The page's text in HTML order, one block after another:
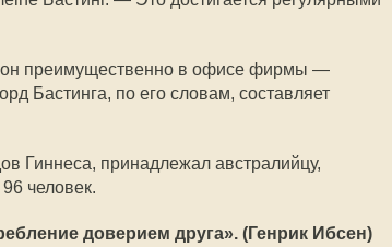
он преимущественно в офисе фирмы —
Бастинга, по его словам, составляет
Гиннеса, принадлежал австралийцу,
человек.
доверием друга». (Генрик Ибсен)